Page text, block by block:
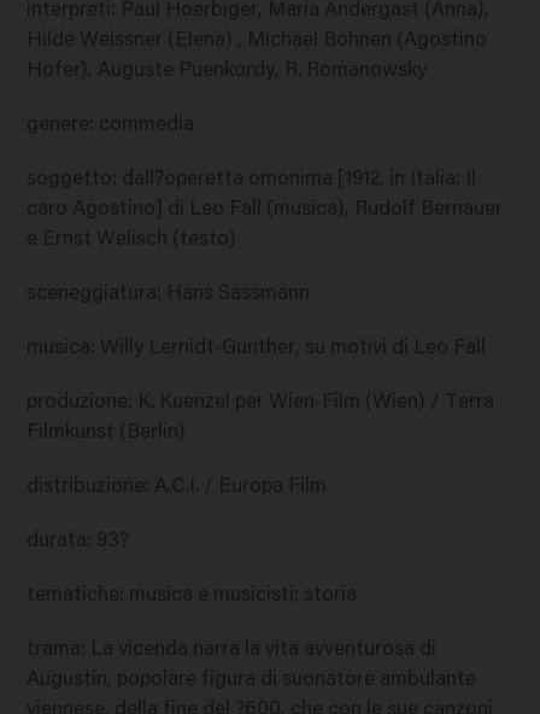
interpreti: Paul Hoerbiger, Maria Andergast (Anna),
Hilde Weissner (Elena) , Michael Bohnen (Agostino
Hofer), Auguste Puenkordy, R. Romanowsky
genere: commedia
soggetto: dall?operetta omonima [1912, in Italia: Il
caro Agostino] di Leo Fall (musica), Rudolf Bernauer
e Ernst Welisch (testo)
sceneggiatura: Hans Sassmann
musica: Willy Lernidt-Gunther, su motivi di Leo Fall
produzione: K. Kuenzel per Wien-Film (Wien) / Terra
Filmkunst (Berlin)
distribuzione: A.C.I. / Europa Film
durata: 93?
tematiche: musica e musicisti; storia
trama: La vicenda narra la vita avventurosa di
Augustin, popolare figura di suonatore ambulante